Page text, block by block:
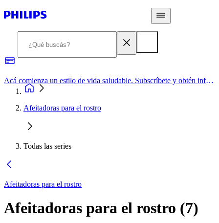
Acá comienza un estilo de vida saludable. Subscríbete y obtén información de primera mano
Afeitadoras para el rostro
Todas las series
Afeitadoras para el rostro
Afeitadoras para el rostro (7)